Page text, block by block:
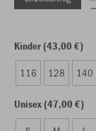
Kinder (43,00 €)
116 128 140
Unisex (47,00 €)